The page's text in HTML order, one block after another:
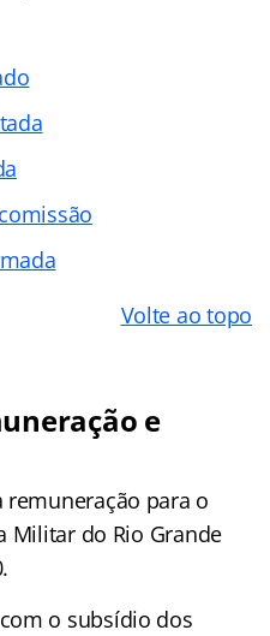
Volte ao topo
e
para o
Militar do Rio Grande
o subsídio dos